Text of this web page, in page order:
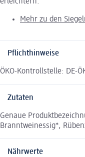
Mehr zu den
Pflichthinweise
ÖKO-Kontrollstelle: DE-
Zutaten
Genaue
Branntweinessig*,
Nährwerte